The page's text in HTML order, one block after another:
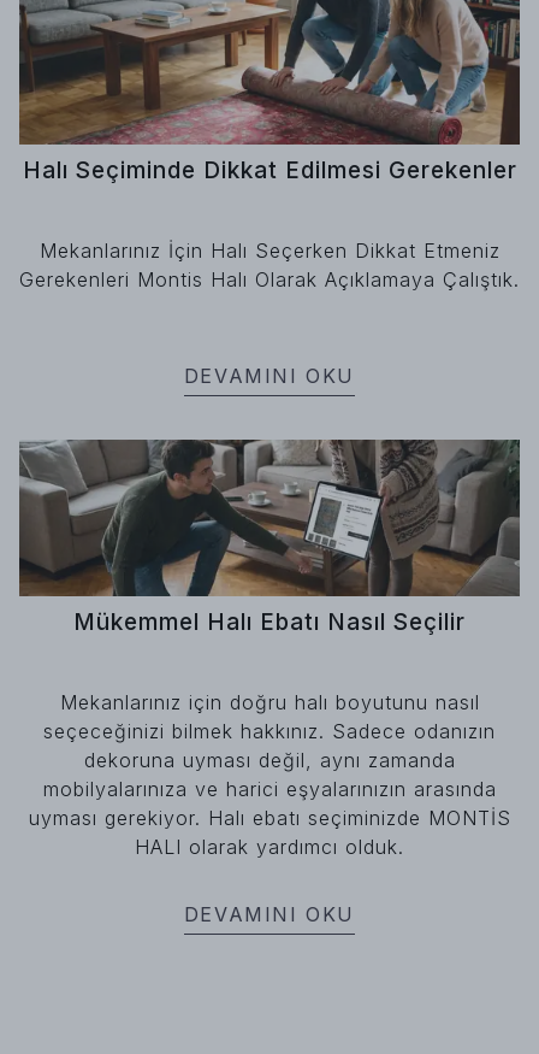
Halı Seçiminde Dikkat Edilmesi Gerekenler
Mekanlarınız İçin Halı Seçerken Dikkat Etmeniz
Gerekenleri Montis Halı Olarak Açıklamaya Çalıştık.
DEVAMINI OKU
Mükemmel Halı Ebatı Nasıl Seçilir
Mekanlarınız için doğru halı boyutunu nasıl
seçeceğinizi bilmek hakkınız. Sadece odanızın
dekoruna uyması değil, aynı zamanda
mobilyalarınıza ve harici eşyalarınızın arasında
uyması gerekiyor. Halı ebatı seçiminizde MONTİS
HALI olarak yardımcı olduk.
DEVAMINI OKU